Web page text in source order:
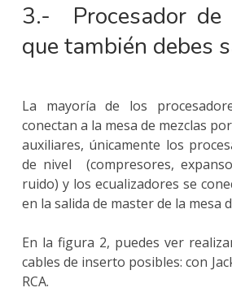
3.- Procesador de
que también debes
La mayoría de los
conectan a la mesa de mezclas
auxiliares, únicamente los
de nivel (compresores,
ruido) y los ecualizadores se
en la salida de master de la mesa
En la figura 2, puedes ver
cables de inserto posibles: con
RCA.